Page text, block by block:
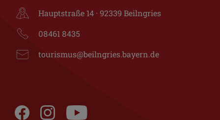
Hauptstraße 14 · 92339 Beilngries
08461 8435
tourismus@beilngries.bayern.de